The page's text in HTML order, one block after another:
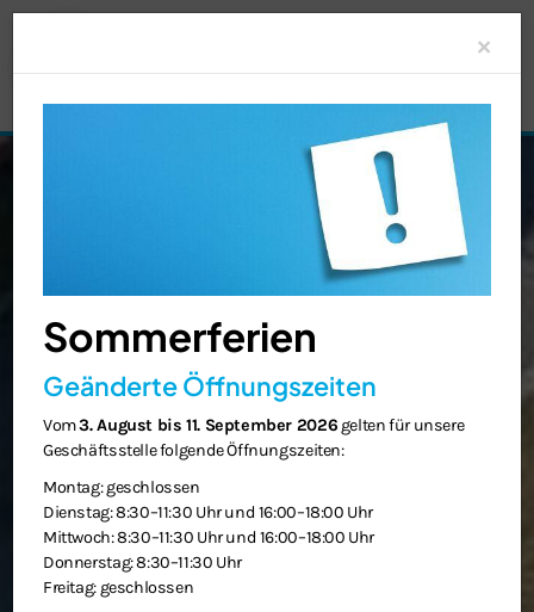
×
Sommerferien
Geänderte Öffnungszeiten
Vom3. August bis 11. September 2026 gelten für unsere
Geschäftsstelle folgende Öffnungszeiten:
Montag: geschlossen
Dienstag: 8:30–11:30 Uhr und 16:00–18:00 Uhr
Mittwoch: 8:30–11:30 Uhr und 16:00–18:00 Uhr
Donnerstag: 8:30–11:30 Uhr
Freitag: geschlossen